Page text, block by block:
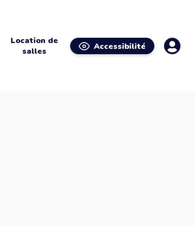
Location de
salles
Accessibilité